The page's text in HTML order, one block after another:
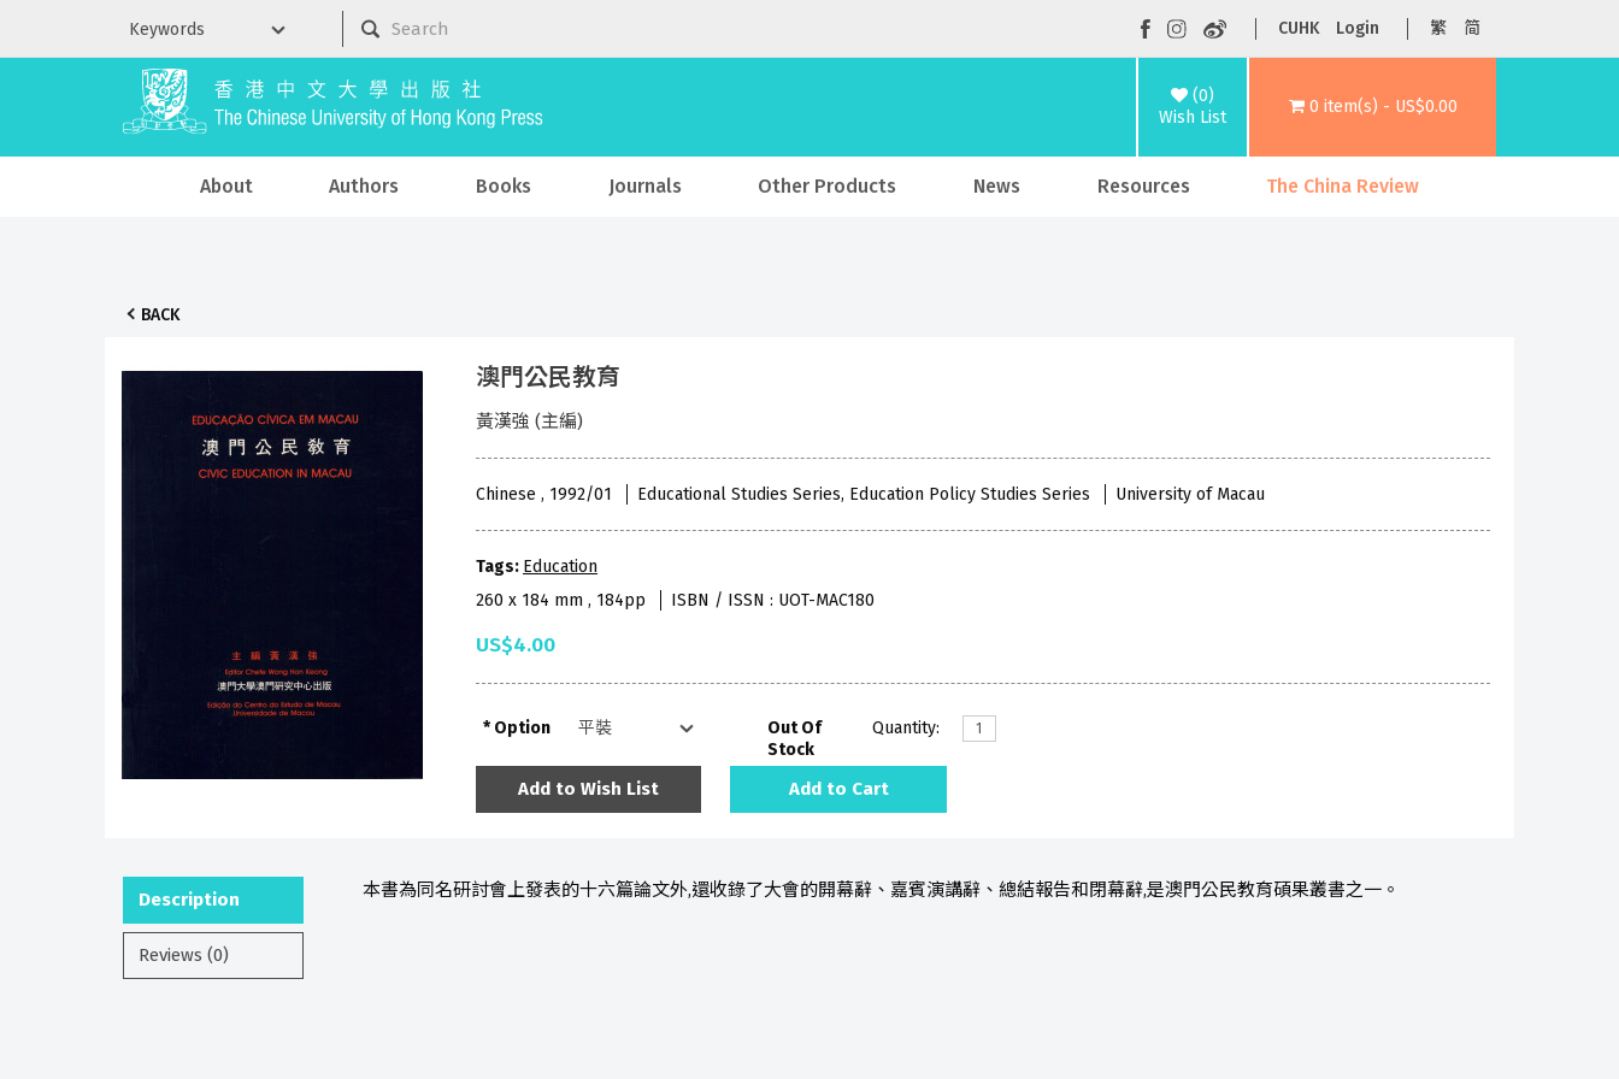
CUHK Login 繁 简
(0)
Wish List
0 item(s) - US$0.00
About Authors Books Journals Other Products News Resources The China Review
BACK
澳門公民教育
黃漢強 (主編)
Chinese , 1992/01 Educational Studies Series, Education Policy Studies Series University of Macau
Tags: Education
260 x 184 mm , 184pp
ISBN / ISSN : UOT-MAC180
US$4.00
Option
Out Of
Stock
Quantity:
Add to Wish List Add to Cart
Description
Reviews (0)
本書為同名研討會上發表的十六篇論文外,還收錄了大會的開幕辭、嘉賓演講辭、總結報告和閉幕辭,是澳門公民教育碩果叢書之一。